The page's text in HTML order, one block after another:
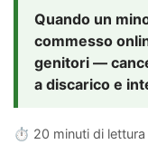
Quando un
commesso
genitori —
a discarico e
⏱ 20 minuti di lettura